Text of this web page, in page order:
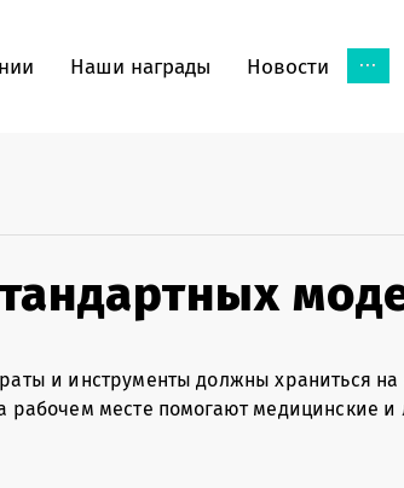
Наши награды Новости ...
и инструменты должны храниться
рабочем месте помогают